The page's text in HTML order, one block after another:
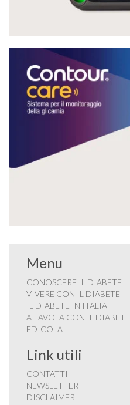
Menu
CONOSCERE IL DIABETE
VIVERE CON IL DIABETE
IL DIABETE IN ITALIA
A TAVOLA CON IL DIABETE
EDICOLA
Link utili
CONTATTI
NEWSLETTER
DISCLAIMER